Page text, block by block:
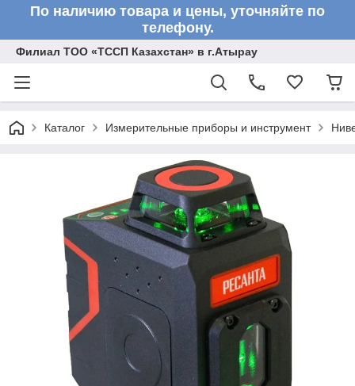
По наличию товара и цены, уточняйте по
телефону.
Филиал ТОО «ТССП Казахстан» в г.Атырау
Каталог Измерительные приборы и инструмент